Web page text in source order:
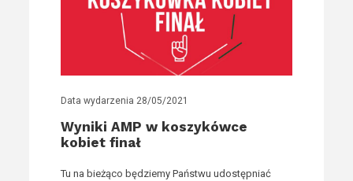
Data wydarzenia 28/05/2021
Wyniki AMP w koszykówce
kobiet finał
Tu na bieżąco będziemy Państwu udostępniać